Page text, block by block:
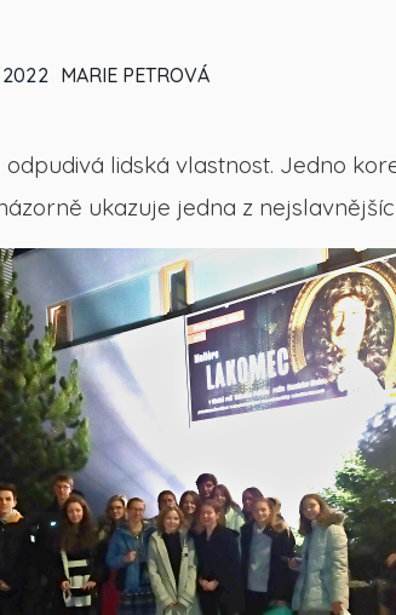
MARIE PETROVÁ
2022
odpudivá lidská vlastnost. Jedno
ukazuje jedna z